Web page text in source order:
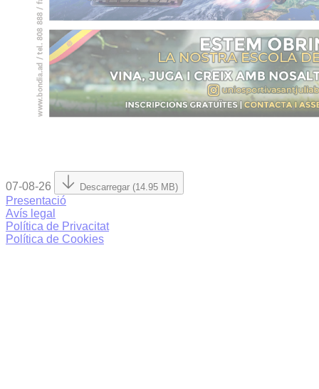
07-08-26 Descarregar (14.95 MB)
Presentació
Avís legal
Política de Privacitat
Política de Cookies